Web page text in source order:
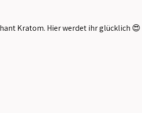
Kratom. Hier werdet ihr glücklich 😍